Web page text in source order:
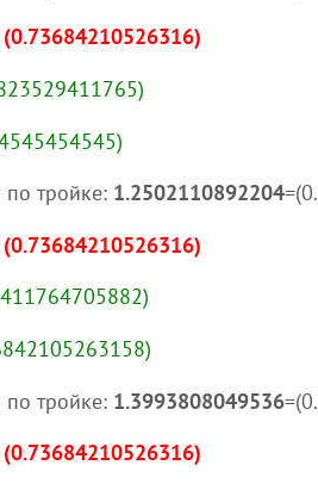
тройке: 1.2502110892204
тройке: 1.3993808049536